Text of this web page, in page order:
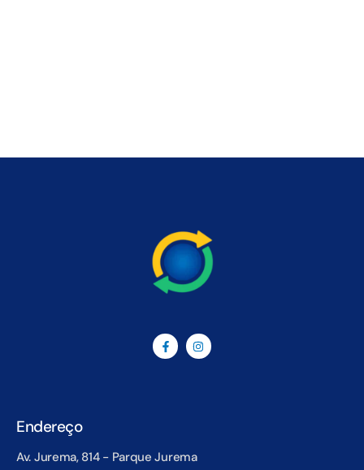
Endereço
Av. Jurema, 814 - Parque Jurema